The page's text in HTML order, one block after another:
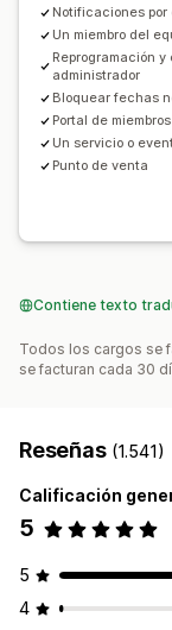
Múltiples
Gestión de
Personalización
Páginas de reserva
Tickets
Notificaciones
Un miembro del
Reprogramación
administrador
Bloquear fechas
Portal de
Un servicio o
Punto de venta
Contiene texto
Todos los cargos se
se facturan cada 30
Reseñas (1.541)
Calificación
5
5
4